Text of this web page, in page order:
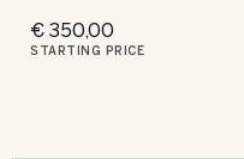
€ 350,00
STARTING PRICE